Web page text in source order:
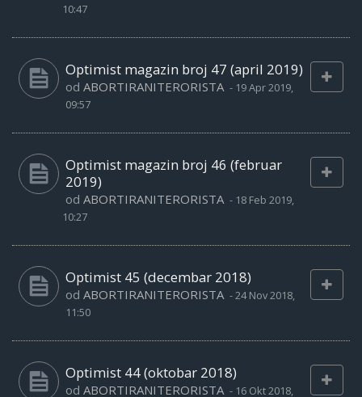
10:47
Optimist magazin broj 47 (april 2019)
od ABORTIRANITERORISTA - 19 Apr 2019,
09:57
Optimist magazin broj 46 (februar
2019)
od ABORTIRANITERORISTA - 18 Feb 2019,
10:27
Optimist 45 (decembar 2018)
od ABORTIRANITERORISTA -24 Nov 2018,
11:50
Optimist 44 (oktobar 2018)
od ABORTIRANITERORISTA - 16 Okt 2018,